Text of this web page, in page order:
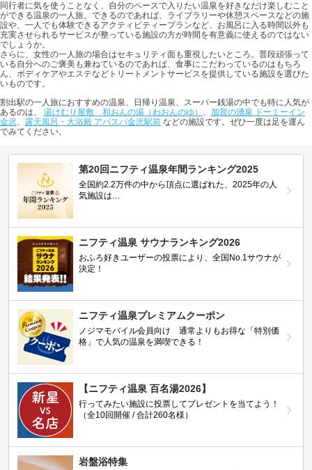
同行者に気を使うことなく、自分のペースで入りたい温泉を好きなだけ楽しむこと
ができる温泉の一人旅。できるのであれば、ライブラリーや休憩スペースなどの施
設や、一人でも体験できるアクティビティープランなど、お風呂に入る時間以外も
充実させられるサービスが整っている施設の方が時間を有意義に使えるのではない
でしょうか。
さらに、女性の一人旅の場合はセキュリティ面も重視したいところ。普段頑張って
いる自分へのご褒美も兼ねているのであれば、食事にこだわっているのはもちろ
ん、ボディケアやエステなどトリートメントサービスを提供している施設を選びた
いものです。
割出駅の一人旅におすすめの温泉、日帰り温泉、スーパー銭湯の中でも特に人気が
あるのは、 湯けむり屋敷 和おんの湯（わおんのゆ） 、 加賀の湧泉 ドーミーイン
金沢、 露天風呂・大浴殿 アパスパ金沢駅前 などの施設です。ぜひ一度は足を運ん
でみてください。
第20回ニフティ温泉年間ランキング2025
全国約2.2万件の中から頂点に選ばれた、2025年の人
気施設は…
ニフティ温泉 サウナランキング2026
おふろ好きユーザーの投票により、全国No.1サウナが
決定！
ニフティ温泉プレミアムクーポン
ノジマモバイル会員向け 通常よりもお得な「特別価
格」で人気の温泉を満喫できる！
【ニフティ温泉 百名湯2026】
行ってみたい施設に投票してプレゼントを当てよう！
（全10回開催 / 合計260名様）
岩盤浴特集